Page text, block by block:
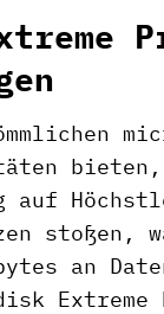
auf
stoßen,
an